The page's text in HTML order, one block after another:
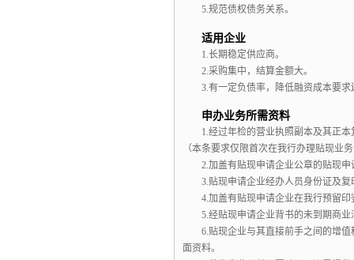
5.规范债权债务关系。
适用企业
1. 长期稳定供应商。
2. 采购集中，结算金额大。
3. 有一定负债率，降低融资成本要求
申办业务所需资料
1.经过年检的营业执照副本及其正本
（本条要求仅限首次在我行办理贴现业
2.加盖有贴现申请企业公章的贴现申
3.贴现申请企业经办人员身份证及复
4.加盖有贴现申请企业在我行预留
5.经贴现申请企业背书的未到期商
6.贴现企业与其直接前手之间的增
面资料。